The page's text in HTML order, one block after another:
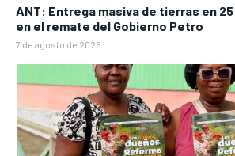
ANT: Entrega masiva de tierras en
en el remate del Gobierno Petro
7 de agosto de 2026